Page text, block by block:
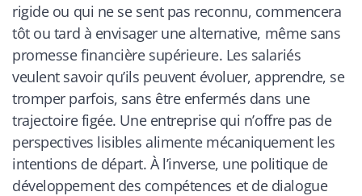
rigide ou qui ne se sent pas reconnu, commencera
tôt ou tard à envisager une alternative, même sans
promesse financière supérieure. Les salariés
veulent savoir qu’ils peuvent évoluer, apprendre, se
tromper parfois, sans être enfermés dans une
trajectoire figée. Une entreprise qui n’offre pas de
perspectives lisibles alimente mécaniquement les
intentions de départ. À l’inverse, une politique de
développement des compétences et de dialogue